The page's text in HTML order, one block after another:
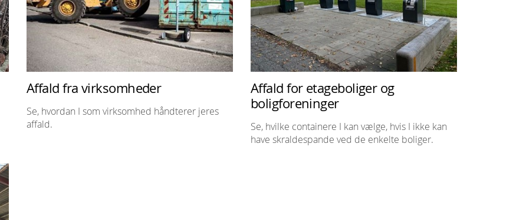
Affald fra virksomheder
Se, hvordan I som virksomhed håndterer jeres
affald.
Affald for etageboliger og
boligforeninger
Se, hvilke containere I kan vælge, hvis I ikke kan
have skraldespande ved de enkelte boliger.